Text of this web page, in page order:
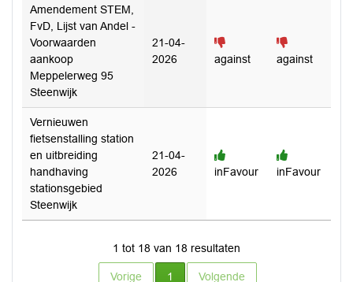
Amendement STEM,
FvD, Lijst van Andel -
Voorwaarden
aankoop
Meppelerweg 95
Steenwijk
21-04-
2026
against against
Vernieuwen
fietsenstalling station
en uitbreiding
handhaving
stationsgebied
Steenwijk
21-04-
2026
inFavour inFavour
1 tot 18 van 18 resultaten
Vorige 1 Volgende